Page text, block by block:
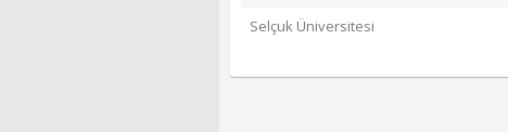
Selçuk Üniversitesi